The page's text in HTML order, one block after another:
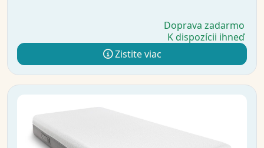
Doprava zadarmo
K dispozícii ihneď
Zistite viac